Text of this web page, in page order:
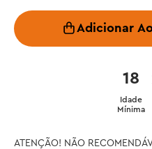
Adicionar
18
Idade
Mínima
ATENÇÃO! NÃO